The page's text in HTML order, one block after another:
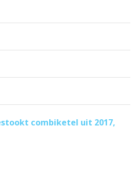
combiketel uit 2017,